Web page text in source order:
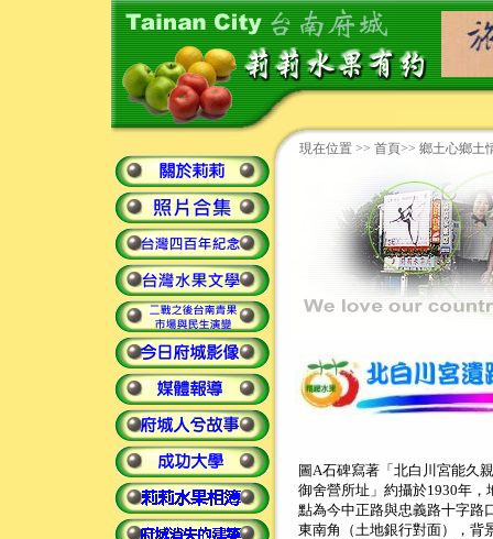
現在位置 >> 首頁>> 鄉土心鄉土
圖A石碑寫著「北白川宮能久
御舍營所址」約攝於1930年，
點為今中正路與忠義路十字路
東南角（土地銀行對面），背